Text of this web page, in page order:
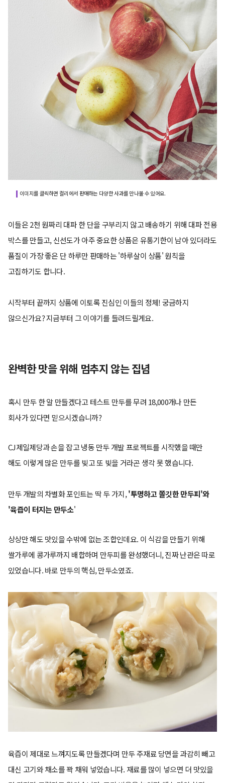
이미지를 클릭하면 컬리에서 판매하는 다양한 사과를 만나볼 수 있어요.
이들은 2천 원짜리 대파 한 단을 구부리지 않고 배송하기 위해 대파 전용
박스를 만들고, 신선도가 아주 중요한 상품은 유통기한이 남아 있더라도
품질이 가장 좋은 단 하루만 판매하는 '하루살이 상품' 원칙을
고집하기도 합니다.
시작부터 끝까지 상품에 이토록 진심인 이들의 정체! 궁금하지
않으신가요? 지금부터 그 이야기를 들려드릴게요.
완벽한 맛을 위해 멈추지 않는 집념
혹시 만두 한 알 만들겠다고 테스트 만두를 무려 18,000개나 만든
회사가 있다면 믿으시겠습니까?
CJ제일제당과 손을 잡고 냉동 만두 개발 프로젝트를 시작했을 때만
해도 이렇게 많은 만두를 빚고 또 빚을 거라곤 생각 못 했습니다.
만두 개발의 차별화 포인트는 딱 두 가지,'투명하고 쫄깃한 만두피'와
'육즙이 터지는 만두소'
상상만 해도 맛있을 수밖에 없는 조합인데요. 이 식감을 만들기 위해
쌀가루에 콩가루까지 배합하며 만두피를 완성했더니, 진짜 난관은 따로
있었습니다. 바로 만두의 핵심, 만두소였죠.
육즙이 제대로 느껴지도록 만들겠다며 만두 주재료 당면을 과감히 빼고
대신 고기와 채소를 꽉 채워 넣었습니다. 재료를 많이 넣으면 더 맛있을